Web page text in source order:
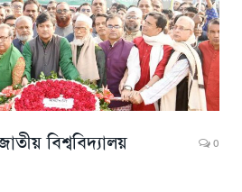
বিশ্ববিদ্যালয়
0